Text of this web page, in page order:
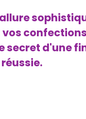
secret d'une